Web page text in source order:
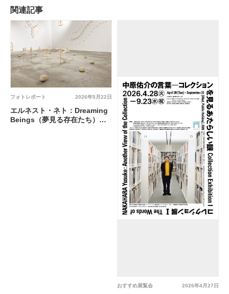
関連記事
2026年5月22日
フォトレポート
エルネスト・ネト：Dreaming
Beings（夢見る存在たち）@
2026年4月27日
おすすめ展覧会